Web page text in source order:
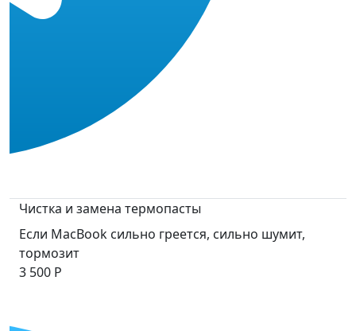
Чистка и замена термопасты
Если MacBook сильно греется, сильно шумит,
тормозит
3 500 Р